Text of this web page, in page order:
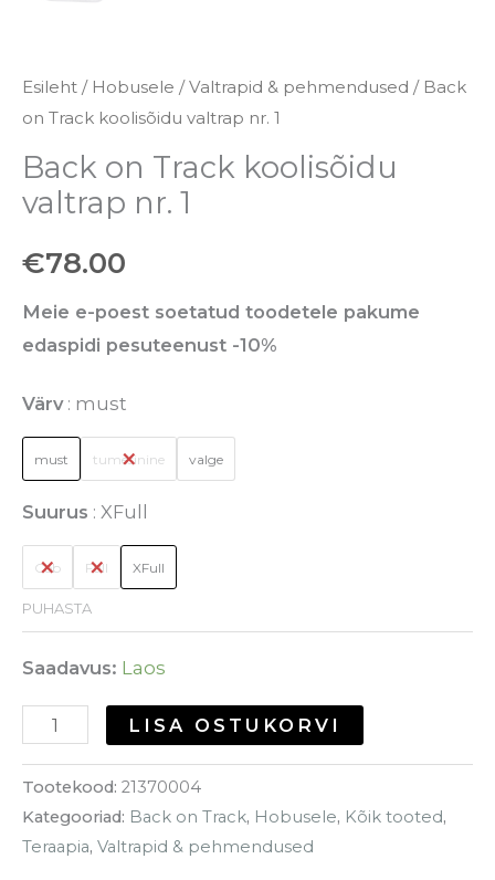
Esileht / Hobusele /Valtrapid & pehmendused / Back
on Track koolisõidu valtrap nr. 1
Back on Track koolisõidu
valtrap nr. 1
€78.00
Meie e-poest soetatud toodetele pakume
edaspidi pesuteenust -10%
Värv must
must tumesinine valge
Suurus XFull
Cob Full XFull
PUHASTA
Saadavus: Laos
LISA OSTUKORVI
Tootekood: 21370004
Kategooriad: Back on Track, Hobusele, Kõik tooted,
Teraapia, Valtrapid & pehmendused